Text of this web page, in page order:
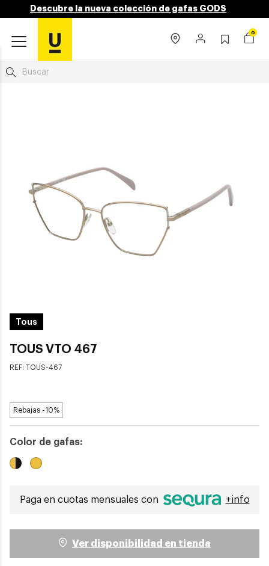
Descubre la nueva colección de gafas GODS
0
Tous
TOUS VTO 467
REF: TOUS-467
Rebajas -10%
Color de gafas:
Paga en cuotas mensuales con +info
Ver disponibilidad en tienda